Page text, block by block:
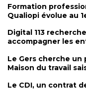
Formation
Qualiopi évolue au
Digital 113
accompagner les
Le Gers cherche
Maison du travail
Le CDI, un contrat